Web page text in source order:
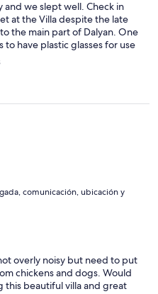
and we slept well. Check in
at the Villa despite the late
the main part of Dalyan. One
have plastic glasses for use
comunicación, ubicación y
overly noisy but need to put
chickens and dogs. Would
this beautiful villa and great